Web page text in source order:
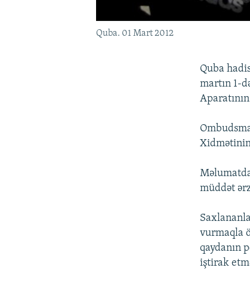
Quba. 01 Mart 2012
Quba
martın 1-
müddət
vurmaqla
qaydanın
iştirak